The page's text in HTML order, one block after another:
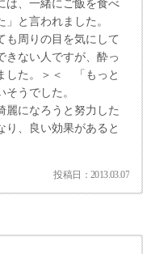
は、一緒にご飯を食べ
と言われました。
も周りの目を気にして
きない人ですが、酔っ
した。＞＜ 「もっと
うでした。
麗になろうと努力した
り、良い効果があると
投稿日：2013.03.07